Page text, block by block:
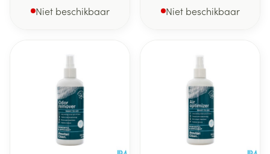
Niet beschikbaar Niet beschikbaar